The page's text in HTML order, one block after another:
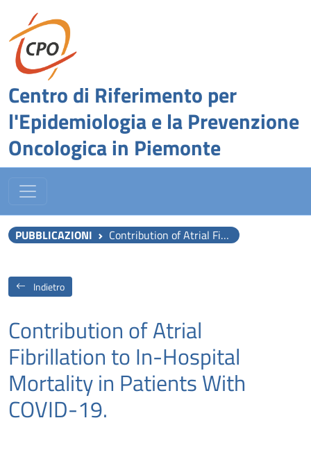
Centro di Riferimento per
l'Epidemiologia e la Prevenzione
Oncologica in Piemonte
PUBBLICAZIONI Contribution of Atrial Fibrillation to In-Hospital Mortality in Patients With COVID-19.
Indietro
Contribution of Atrial
Fibrillation to In-Hospital
Mortality in Patients With
COVID-19.